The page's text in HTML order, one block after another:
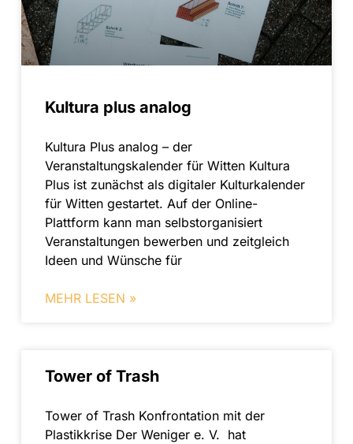
Kultura plus analog
Kultura Plus analog – der
Veranstaltungskalender für Witten Kultura
Plus ist zunächst als digitaler Kulturkalender
für Witten gestartet. Auf der Online-
Plattform kann man selbstorganisiert
Veranstaltungen bewerben und zeitgleich
Ideen und Wünsche für
MEHR LESEN »
Tower of Trash
Tower of Trash Konfrontation mit der
Plastikkrise Der Weniger e. V. hat